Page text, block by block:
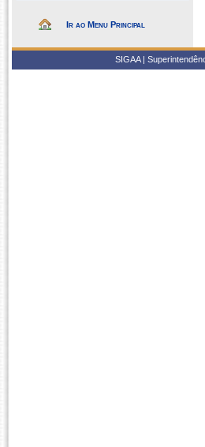
Ir ao Menu Principal
SIGAA |